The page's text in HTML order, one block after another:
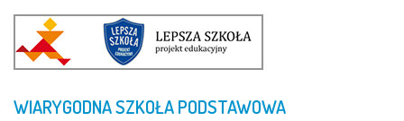
WIARYGODNASZKOŁAPODSTAWOWA